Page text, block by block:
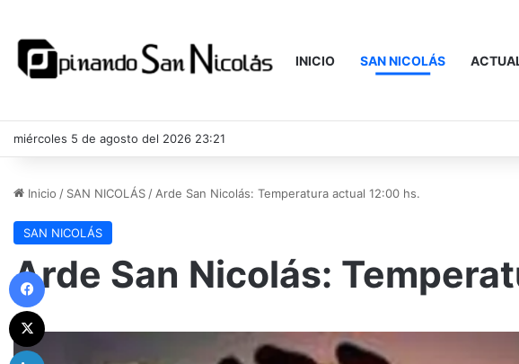
INICIO SAN NICOLÁS
miércoles 5 de agosto del 2026 23:21
Inicio / SAN NICOLÁS / Arde San Nicolás: Temperatura actual 12:00 hs.
SAN NICOLÁS
Arde San Nicolás:
Facebook